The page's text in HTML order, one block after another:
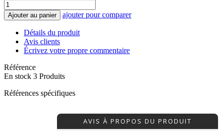
Ajouter au panier ajouter pour comparer
Détails du produit
Avis clients
Écrivez votre propre commentaire
Référence
En stock 3 Produits
Références spécifiques
AVIS À PROPOS DU PRODUIT